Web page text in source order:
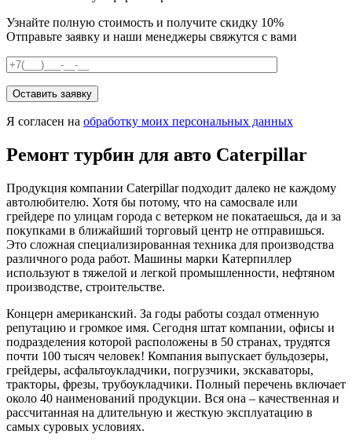
Узнайте полную стоимость и получите скидку 10%
Отправьте заявку и наши менеджеры свяжутся с вами
Я согласен на обработку моих персональных данных
Ремонт турбин для авто Caterpillar
Продукция компании Caterpillar подходит далеко не каждому
автолюбителю. Хотя бы потому, что на самосвале или
грейдере по улицам города с ветерком не покатаешься, да и за
покупками в ближайший торговый центр не отправишься.
Это сложная специализированная техника для производства
различного рода работ. Машины марки Катерпиллер
используют в тяжелой и легкой промышленности, нефтяном
производстве, строительстве.
Концерн американский. За годы работы создал отменную
репутацию и громкое имя. Сегодня штат компании, офисы и
подразделения которой расположены в 50 странах, трудятся
почти 100 тысяч человек! Компания выпускает бульдозеры,
грейдеры, асфальтоукладчики, погрузчики, экскаваторы,
тракторы, фрезы, трубоукладчики. Полный перечень включает
около 40 наименований продукции. Вся она – качественная и
рассчитанная на длительную и жесткую эксплуатацию в
самых суровых условиях.